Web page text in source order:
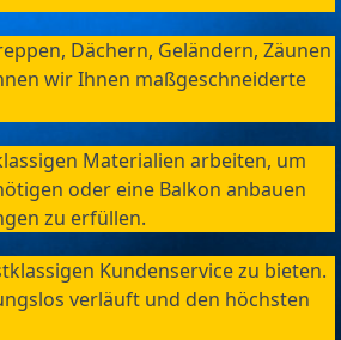
Dächern, Geländern, Zäunen
wir Ihnen maßgeschneiderte
Materialien arbeiten, um
oder eine Balkon anbauen
zu erfüllen.
Kundenservice zu bieten.
verläuft und den höchsten